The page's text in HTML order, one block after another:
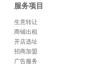
服务项目
生意转让
商铺出租
开店选址
招商加盟
广告服务